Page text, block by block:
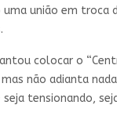
união em troca
colocar o
não adianta
tensionando,